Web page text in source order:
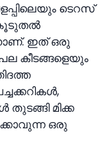
ടെറസ്
കൂടുതല്‍
ഇത് ഒരു
കീടങ്ങളെയും
മിക്ക
ഒരു